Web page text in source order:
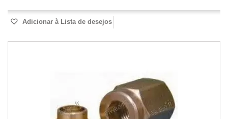
Adicionar à Lista de desejos